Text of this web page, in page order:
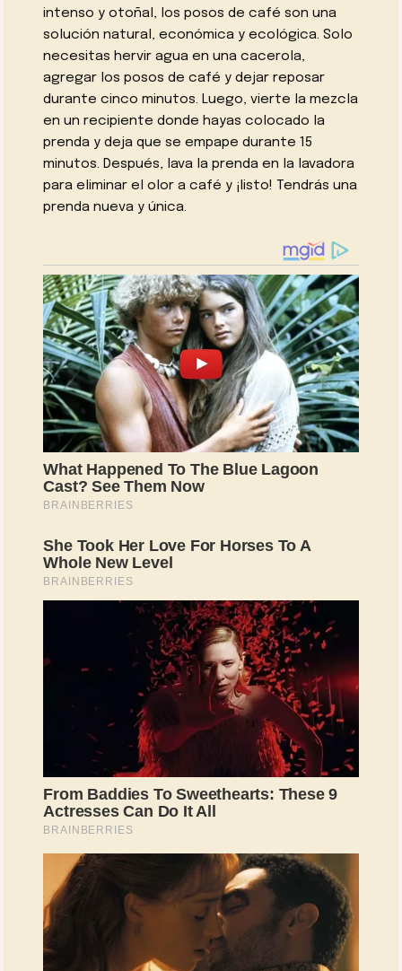
intenso y otoñal, los posos de café son una
solución natural, económica y ecológica. Solo
necesitas hervir agua en una cacerola,
agregar los posos de café y dejar reposar
durante cinco minutos. Luego, vierte la mezcla
en un recipiente donde hayas colocado la
prenda y deja que se empape durante 15
minutos. Después, lava la prenda en la lavadora
para eliminar el olor a café y ¡listo! Tendrás una
prenda nueva y única.